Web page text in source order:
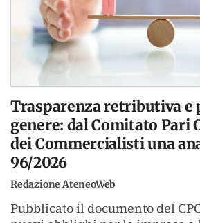
Trasparenza retributiva e
genere: dal Comitato Pari
dei Commercialisti una
96/2026
Redazione AteneoWeb
Pubblicato il documento del